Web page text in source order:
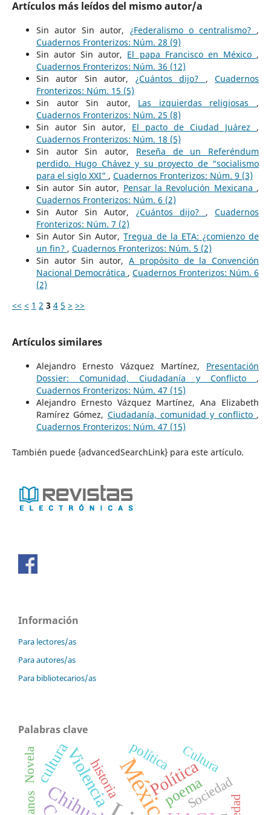
Artículos más leídos del mismo autor/a
Sin autor Sin autor, ¿Federalismo o centralismo? ,
Cuadernos Fronterizos: Núm. 28 (9)
Sin autor Sin autor, El papa Francisco en México ,
Cuadernos Fronterizos: Núm. 36 (12)
Sin autor Sin autor, ¿Cuántos dijo? ,Cuadernos
Fronterizos: Núm. 15 (5)
Sin autor Sin autor, Las izquierdas religiosas ,
Cuadernos Fronterizos: Núm. 25 (8)
Sin autor Sin autor, El pacto de Ciudad Juárez ,
Cuadernos Fronterizos: Núm. 18 (5)
Sin autor Sin autor, Reseña de un Referéndum
perdido. Hugo Chávez y su proyecto de “socialismo
para el siglo XXI” , Cuadernos Fronterizos: Núm. 9 (3)
Sin autor Sin autor, Pensar la Revolución Mexicana ,
Cuadernos Fronterizos: Núm. 6 (2)
Sin Autor Sin Autor, ¿Cuántos dijo? ,Cuadernos
Fronterizos: Núm. 7 (2)
Sin Autor Sin Autor,Tregua de la ETA: ¿comienzo de
un fin? , Cuadernos Fronterizos: Núm. 5 (2)
Sin autor Sin autor, A propósito de la Convención
Nacional Democrática ,Cuadernos Fronterizos: Núm. 6
(2)
<< < 1 2 3 4 5 > >>
Artículos similares
Alejandro Ernesto Vázquez Martínez, Presentación
Dossier: Comunidad, Ciudadanía y Conflicto ,
Cuadernos Fronterizos: Núm. 47 (15)
Alejandro Ernesto Vázquez Martínez, Ana Elizabeth
Ramírez Gómez, Ciudadanía, comunidad y conflicto ,
Cuadernos Fronterizos: Núm. 47 (15)
También puede {advancedSearchLink} para este artículo.
Información
Para lectores/as
Para autores/as
Para bibliotecarios/as
Palabras clave
México
Violencia Política
cultura
poema
política
historia Cultura
Sociedad
Novela